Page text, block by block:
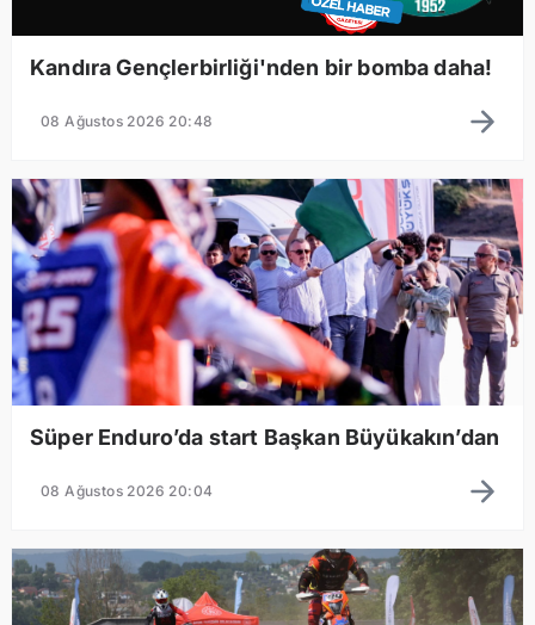
Kandıra Gençlerbirliği'nden bir bomba daha!
08 Ağustos 2026 20:48
Süper Enduro’da start Başkan Büyükakın’dan
08 Ağustos 2026 20:04